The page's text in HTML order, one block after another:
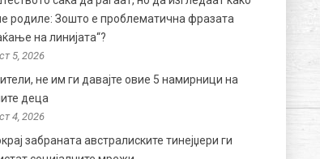
родиле: Зошто е проблематична фразата
на линијата“?
5, 2026
не им ги давајте овие 5 намирници на
деца
4, 2026
забраната австралиските тинејџери ги